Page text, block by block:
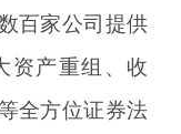
百家公司提供
资产重组、收
全方位证券法